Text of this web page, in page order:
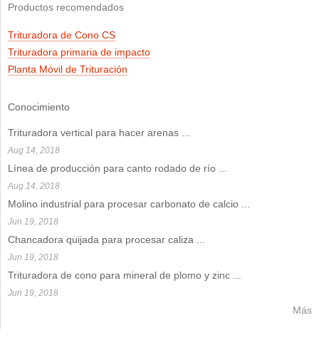
Productos recomendados
Trituradora de Cono CS
Trituradora primaria de impacto
Planta Móvil de Trituración
Conocimiento
Trituradora vertical para hacer arenas
Aug 14, 2018
Línea de producción para canto rodado de río
Aug 14, 2018
Molino industrial para procesar carbonato de calcio
Jun 19, 2018
Chancadora quijada para procesar caliza
Jun 19, 2018
Trituradora de cono para mineral de plomo y zinc
Jun 19, 2018
Más